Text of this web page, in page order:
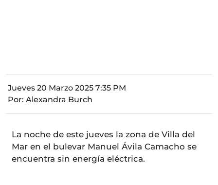
Jueves 20 Marzo 2025 7:35 PM
Por: Alexandra Burch
La noche de este jueves la zona de Villa del
Mar en el bulevar Manuel Ávila Camacho se
encuentra sin energía eléctrica.